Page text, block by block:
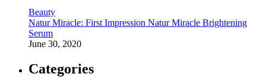
Beauty
Natur Miracle: First Impression Natur Miracle Brightening
Serum
June 30, 2020
Categories